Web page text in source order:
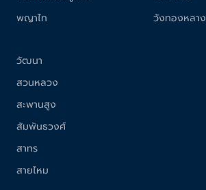
พญาไท
วังทองหลาง
วัฒนา
สวนหลวง
สะพานสูง
สัมพันธวงศ์
สาทร
สายไหม